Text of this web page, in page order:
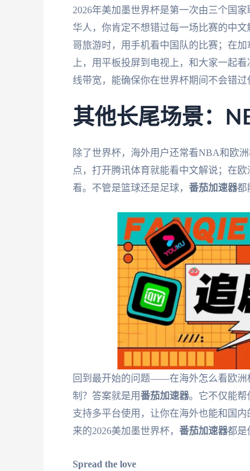
2026年美加墨世界杯是第一次由三个国
华人，你肯定不想错过每一场比赛的中文
哥旅游时，用手机看中国队的比赛；在
上，用平板投屏到电视上，和大家一起
线带宽，能确保你在世界杯期间不会错过
其他长尾场景：
除了世界杯，海外用户还常看NBA和欧
点，打开腾讯体育就能看中文解说；在
看。不管是篮球还是足球， 番茄加速器都
回到最开始的问题——在海外怎么看欧洲
制？答案就是用番茄加速器。它不仅能帮
支持多平台使用，让你在海外也能和国
来的2026美加墨世界杯， 番茄加速器都是
Spread the love